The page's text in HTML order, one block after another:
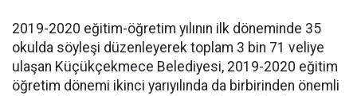
2019-2020 eğitim-öğretim yılının ilk döneminde 35
okulda söyleşi düzenleyerek toplam 3 bin 71 veliye
ulaşan Küçükçekmece Belediyesi, 2019-2020 eğitim
öğretim dönemi ikinci yarıyılında da birbirinden önemli